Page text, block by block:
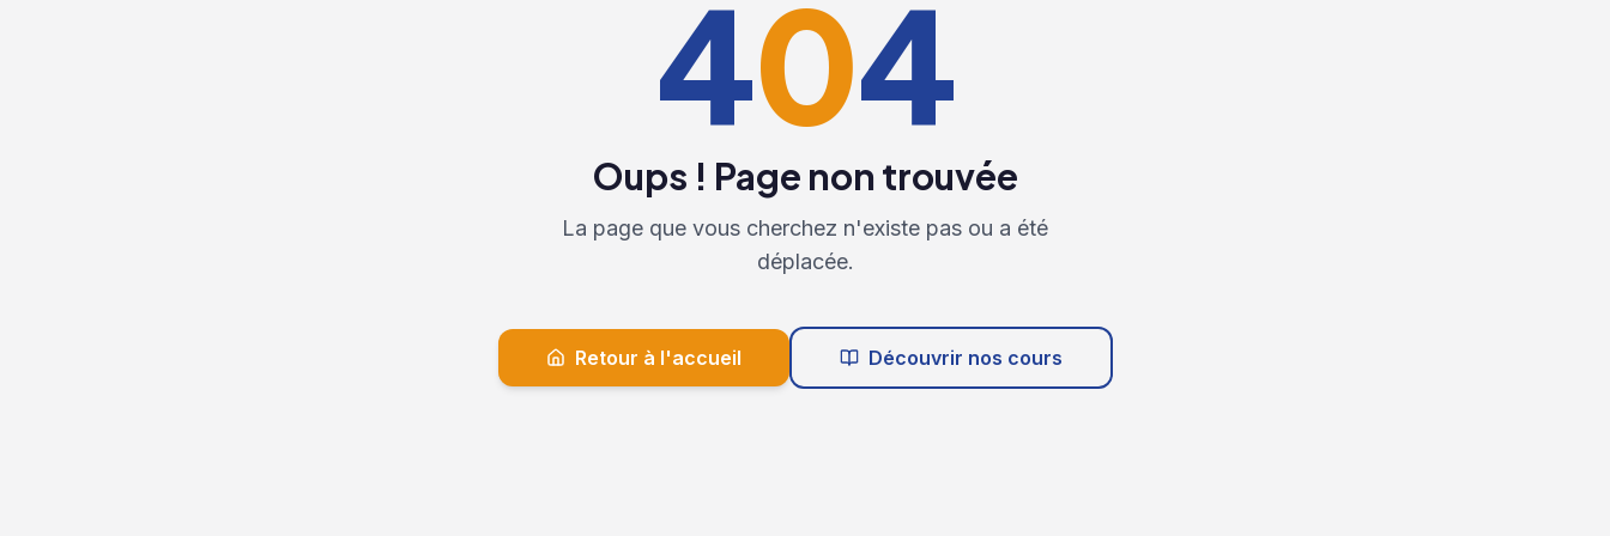
404
Oups ! Page non trouvée
La page que vous cherchez n'existe pas ou a été
déplacée.
Retour à l'accueil Découvrir nos cours